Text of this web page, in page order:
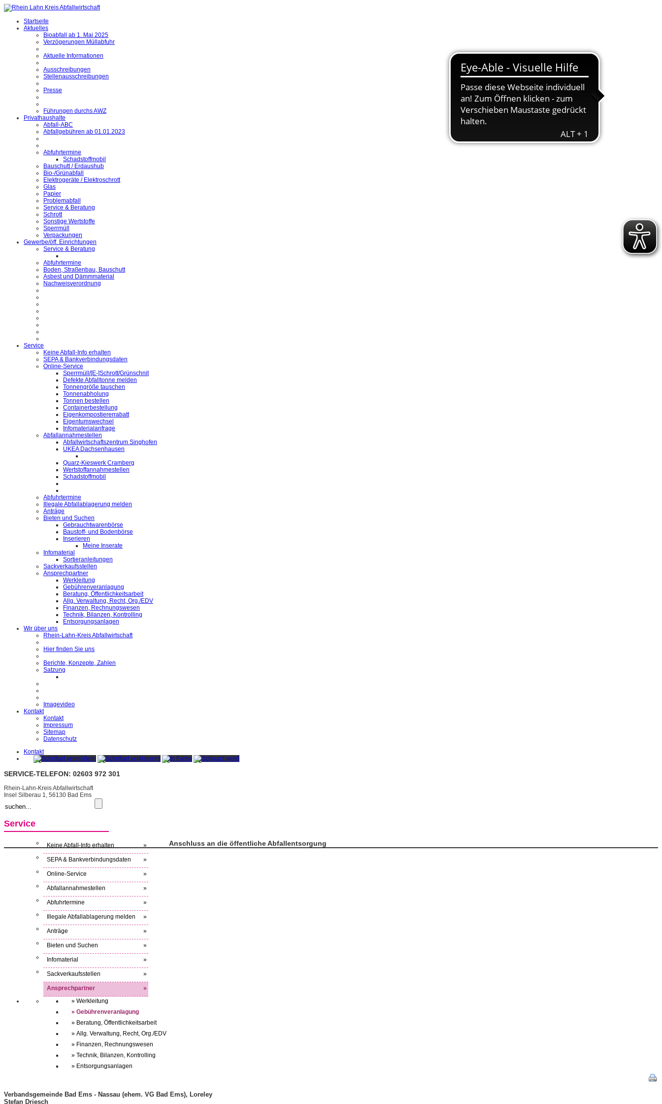
Startseite
Aktuelles
Bioabfall ab 1. Mai 2025
Verzögerungen Müllabfuhr
Aktuelle Informationen
Ausschreibungen
Stellenausschreibungen
Presse
Führungen durchs AWZ
Privathaushalte
Abfall-ABC
Abfallgebühren ab 01.01.2023
Abfuhrtermine
Schadstoffmobil
Bauschutt / Erdaushub
Bio-/Grünabfall
Elektrogeräte / Elektroschrott
Glas
Papier
Problemabfall
Service & Beratung
Schrott
Sonstige Wertstoffe
Sperrmüll
Verpackungen
Gewerbe/öff. Einrichtungen
Service & Beratung
Abfuhrtermine
Boden, Straßenbau, Bauschutt
Asbest und Dämmmaterial
Nachweisverordnung
Service
Keine Abfall-Info erhalten
SEPA & Bankverbindungsdaten
Online-Service
Sperrmüll/[E-]Schrott/Grünschnit
Defekte Abfalltonne melden
Tonnengröße tauschen
Tonnenabholung
Tonnen bestellen
Containerbestellung
Eigenkompostiererrabatt
Eigentumswechsel
Infomaterialanfrage
Abfallannahmestellen
Abfallwirtschaftszentrum Singhofen
UKEA Dachsenhausen
Quarz-Kieswerk Cramberg
Wertstoffannahmestellen
Schadstoffmobil
Abfuhrtermine
Illegale Abfallablagerung melden
Anträge
Bieten und Suchen
Gebrauchtwarenbörse
Baustoff- und Bodenbörse
Inserieren
Meine Inserate
Infomaterial
Sortieranleitungen
Sackverkaufsstellen
Ansprechpartner
Werkleitung
Gebührenveranlagung
Beratung, Öffentlichkeitsarbeit
Allg. Verwaltung, Recht, Org./EDV
Finanzen, Rechnungswesen
Technik, Bilanzen, Kontrolling
Entsorgungsanlagen
Wir über uns
Rhein-Lahn-Kreis Abfallwirtschaft
Hier finden Sie uns
Berichte, Konzepte, Zahlen
Satzung
Imagevideo
Kontakt
Kontakt
Impressum
Sitemap
Datenschutz
Kontakt
SERVICE-TELEFON: 02603 972 301
Rhein-Lahn-Kreis Abfallwirtschaft
Insel Silberau 1, 56130 Bad Ems
Service
Keine Abfall-Info erhalten »
SEPA & Bankverbindungsdaten »
Online-Service »
Abfallannahmestellen »
Abfuhrtermine »
Illegale Abfallablagerung melden »
Anträge »
Bieten und Suchen »
Infomaterial »
Sackverkaufsstellen »
Ansprechpartner
»
» Werkleitung
» Gebührenveranlagung
» Beratung, Öffentlichkeitsarbeit
» Allg. Verwaltung, Recht, Org./EDV
» Finanzen, Rechnungswesen
» Technik, Bilanzen, Kontrolling
» Entsorgungsanlagen
Anschluss an die öffentliche Abfallentsorgung
Verbandsgemeinde Bad Ems - Nassau (ehem. VG Bad Ems), Loreley
Stefan Driesch